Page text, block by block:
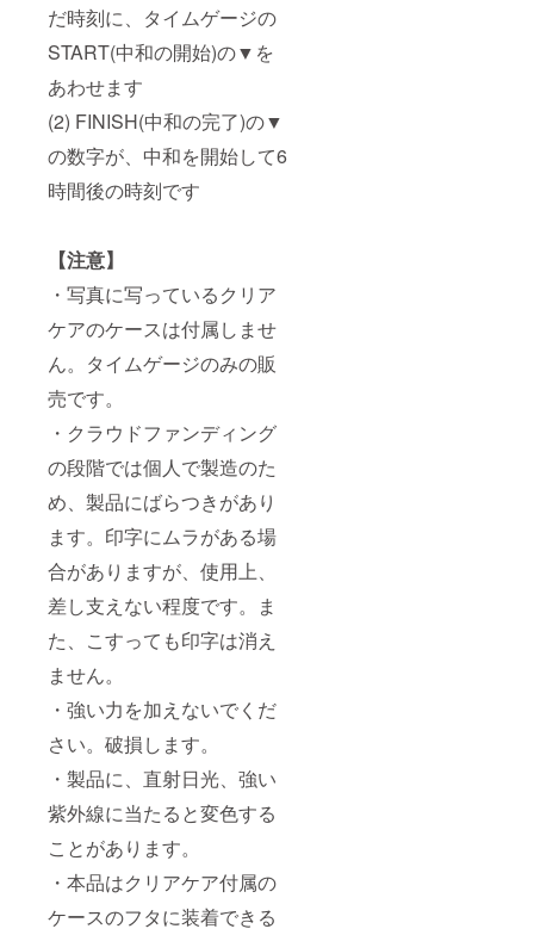
だ時刻に、タイムゲージの
START(中和の開始)の▼を
あわせます
(2) FINISH(中和の完了)の▼
の数字が、中和を開始して6
時間後の時刻です
【注意】
・写真に写っているクリア
ケアのケースは付属しませ
ん。タイムゲージのみの販
売です。
・クラウドファンディング
の段階では個人で製造のた
め、製品にばらつきがあり
ます。印字にムラがある場
合がありますが、使用上、
差し支えない程度です。ま
た、こすっても印字は消え
ません。
・強い力を加えないでくだ
さい。破損します。
・製品に、直射日光、強い
紫外線に当たると変色する
ことがあります。
・本品はクリアケア付属の
ケースのフタに装着できる